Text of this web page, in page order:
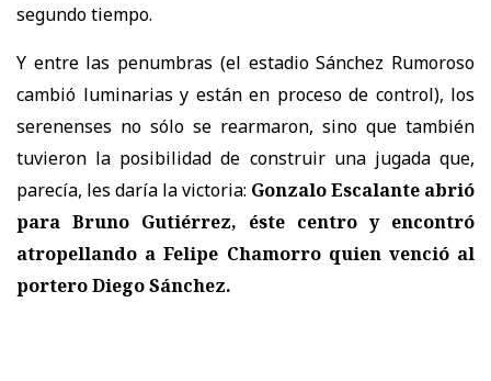
segundo tiempo.
Y entre las penumbras (el estadio Sánchez Rumoroso
cambió luminarias y están en proceso de control), los
serenenses no sólo se rearmaron, sino que también
tuvieron la posibilidad de construir una jugada que,
parecía, les daría la victoria: Gonzalo Escalante abrió
para Bruno Gutiérrez, éste centro y encontró
atropellando a Felipe Chamorro quien venció al
portero Diego Sánchez.